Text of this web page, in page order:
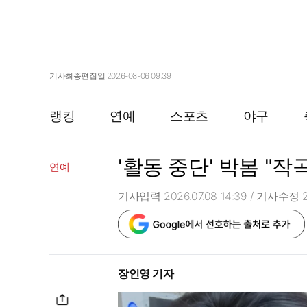
기사최종편집일 2026-08-06 09:39
랭킹 연예 스포츠 야구
연예 '활동 중단' 박봄 "작
기사입력 2026.07.08 14:39 / 기사수정
장인영 기자